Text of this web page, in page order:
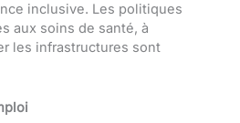
inclusive. Les politiques
aux soins de santé, à
les infrastructures sont